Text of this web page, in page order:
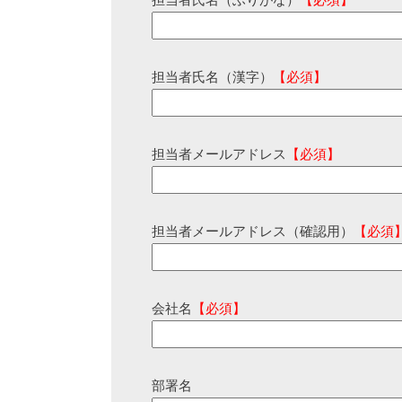
担当者氏名（漢字） 【必須】
担当者メールアドレス 【必須】
担当者メールアドレス（確認用） 【必須
会社名 【必須】
部署名